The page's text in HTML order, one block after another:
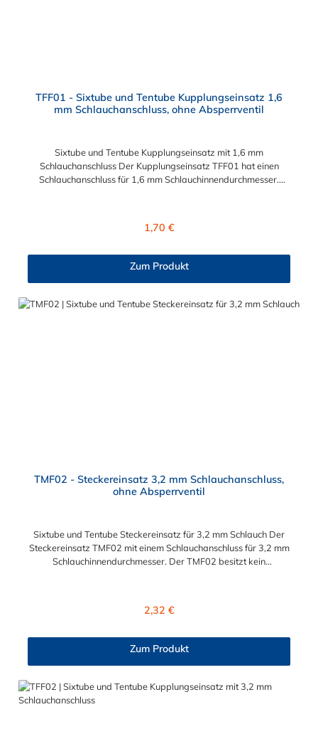
TFF01 - Sixtube und Tentube Kupplungseinsatz 1,6
mm Schlauchanschluss, ohne Absperrventil
Sixtube und Tentube Kupplungseinsatz mit 1,6 mm
Schlauchanschluss Der Kupplungseinsatz TFF01 hat einen
Schlauchanschluss für 1,6 mm Schlauchinnendurchmesser.
(Polypropylen)
Regulärer Preis:
1,70 €
Zum Produkt
TMF02 - Steckereinsatz 3,2 mm Schlauchanschluss,
ohne Absperrventil
Sixtube und Tentube Steckereinsatz für 3,2 mm Schlauch Der
Steckereinsatz TMF02 mit einem Schlauchanschluss für 3,2 mm
Schlauchinnendurchmesser. Der TMF02 besitzt kein
Regulärer Preis:
2,32 €
Zum Produkt